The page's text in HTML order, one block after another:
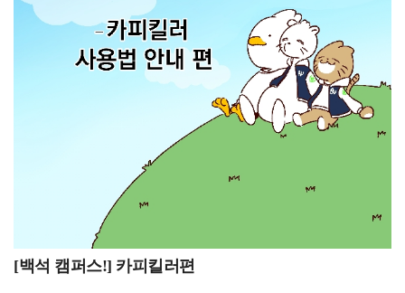
기간입니다. 조기졸업 신청 자격은 6학기 말까지 매 학기
성적 평점 평균이 4.2 이상인 자, 직전 학기에 15학점 이상
수강 신청하고 미취득 과목이 없는 자, TOEIC 750점 이상
(단, 영어학 전공자는 800점 이상)의 점수 취득자, 학칙에
의하여 징계 처분을 받지 아니한 자입니다. 제출 서류는
조기졸업 신청원 1부(붙임서류)담임교수 ․ 주임교수
추천서 1부, TOEIC 750점 이상 성적표 (단, 영어학
전공자는 800점 이상) 1부입니다. 조기졸업을 희망하는
학우는 자격을 꼼꼼히 체크한 후 제출 서류를 갖추어
공지된 방법에 맞추어 조기졸업 신청을 하기 바랍니다. 8월
25일~9월 7일 2학기 수강 신청 정정 기간마지막으로 8월
25일부터 9월 7일은 2학기 수강 신청 정정 기간입니다. 8월
도움이 될 것이라고 생각합니다.항공서비스전공을
추천하신다면, 그 이유는 무엇인가요?백녹담:
항공서비스전공을 추천하신다면, 그 이유는 무엇인가요?
재학생: 저는 항공서비스전공을 추천하는 편입니다. 물론
승객의 안전을 책임져야 하는 만큼 책임감이 필요하고,
서비스직이다 보니 체력적 정신적으로 힘든 부분도
있습니다.하지만 서비스 역량뿐만 아니라 외국어 능력,
의사소통 능력, 상황 대처 능력 등 다양한 실무 역량을 함께
키울 수 있다는 점이 큰 장점이라고 생각합니다. 또한 여러
나라를 방문하며 다양한 문화와 언어를 직접 경험할 수
있다는 점도 매우 매력적입니다. 힘든 만큼 얻을 수 있는
경험과 성장도 크기 때문에, 새로운 도전을 좋아하는
[백석 캠퍼스!] 카피킬러편